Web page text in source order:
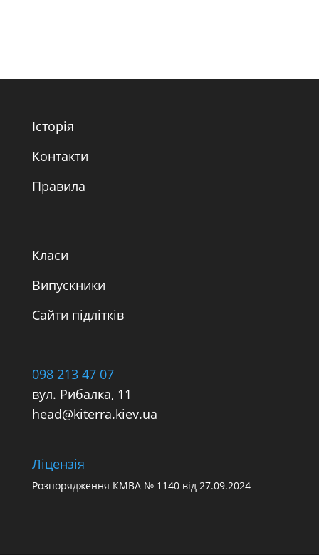
Історія
Контакти
Правила
Класи
Випускники
Сайти підлітків
098 213 47 07
вул. Рибалка, 11
head@kiterra.kiev.ua
Ліцензія
Розпорядження КМВА № 1140від 27.09.2024